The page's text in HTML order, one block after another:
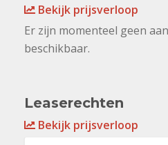
Bekijk prijsverloop
Er zijn momenteel geen
beschikbaar.
Leaserechten
Bekijk prijsverloop